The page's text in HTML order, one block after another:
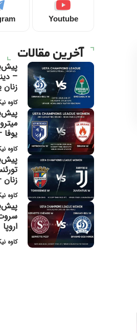
Youtube
آخرین مقالات
زنان
کاوه
یوفا
کاوه
زنان
کاوه
اروپا
کاوه